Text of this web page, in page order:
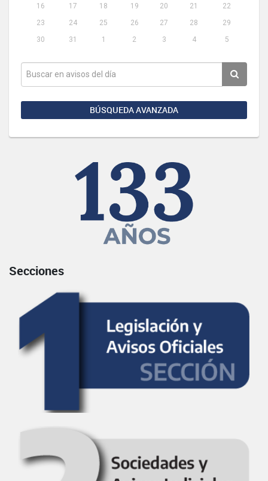
16
17 18 19 20 21
22
23
24 25 26 27 28
29
30
31 1 2 3 4 5
BÚSQUEDA AVANZADA
Secciones